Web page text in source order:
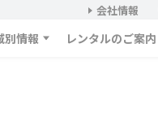
会社情報
別情報 レンタルのご案内